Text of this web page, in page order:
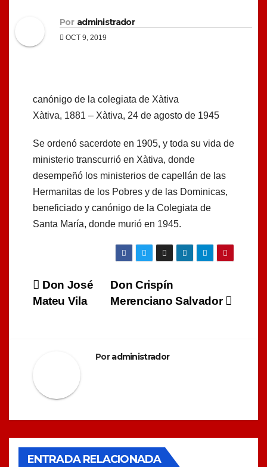
Por administrador
OCT 9, 2019
canónigo de la colegiata de Xàtiva
Xàtiva, 1881 – Xàtiva, 24 de agosto de 1945
Se ordenó sacerdote en 1905, y toda su vida de
ministerio transcurrió en Xàtiva, donde
desempeñó los ministerios de capellán de las
Hermanitas de los Pobres y de las Dominicas,
beneficiado y canónigo de la Colegiata de
Santa María, donde murió en 1945.
NavegaciónDon Crispín
Merenciano Salvador
Don José
Mateu Vila
Poradministrador
ENTRADA RELACIONADA